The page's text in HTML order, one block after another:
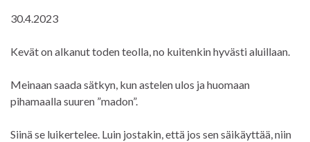
30.4.2023
Kevät on alkanut toden teolla, no kuitenkin hyvästi aluillaan.
Meinaan saada sätkyn, kun astelen ulos ja huomaan
pihamaalla suuren ”madon”.
Siinä se luikertelee. Luin jostakin, että jos sen säikäyttää, niin